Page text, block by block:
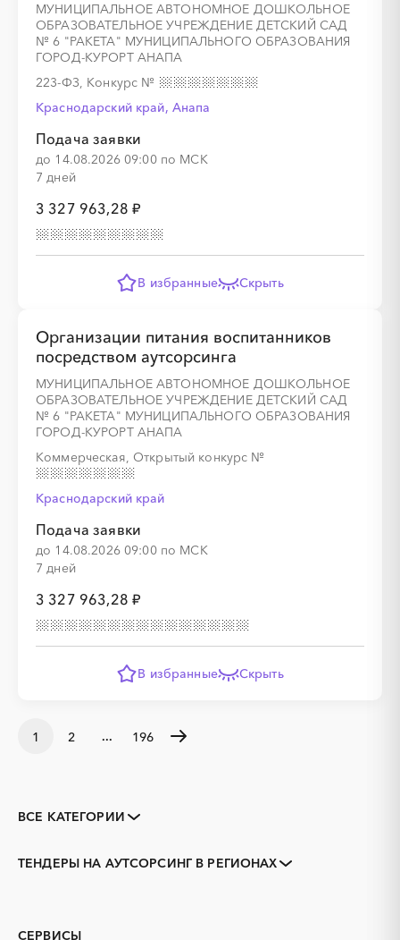
МУНИЦИПАЛЬНОЕ АВТОНОМНОЕ ДОШКОЛЬНОЕ
ОБРАЗОВАТЕЛЬНОЕ УЧРЕЖДЕНИЕ ДЕТСКИЙ САД
№ 6 "РАКЕТА" МУНИЦИПАЛЬНОГО ОБРАЗОВАНИЯ
ГОРОД-КУРОРТ АНАПА
223-ФЗ, Конкурс №
Краснодарский край, Анапа
Подача заявки
до 14.08.2026 09:00 по МСК
7 дней
3 327 963,28 ₽
В избранные Скрыть
Организации питания воспитанников
посредством аутсорсинга
МУНИЦИПАЛЬНОЕ АВТОНОМНОЕ ДОШКОЛЬНОЕ
ОБРАЗОВАТЕЛЬНОЕ УЧРЕЖДЕНИЕ ДЕТСКИЙ САД
№ 6 "РАКЕТА" МУНИЦИПАЛЬНОГО ОБРАЗОВАНИЯ
ГОРОД-КУРОРТ АНАПА
Коммерческая, Открытый конкурс №
Краснодарский край
Подача заявки
до 14.08.2026 09:00 по МСК
7 дней
3 327 963,28 ₽
В избранные Скрыть
1 2 ... 196
ВСЕ КАТЕГОРИИ
Тендеры заводов
1С
ТЕНДЕРЫ НА АУТСОРСИНГ В РЕГИОНАХ
СЕРВИСЫ